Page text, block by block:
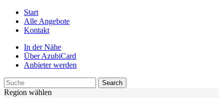
Start
Alle Angebote
Kontakt
In der Nähe
Über AzubiCard
Anbieter werden
Region wählen